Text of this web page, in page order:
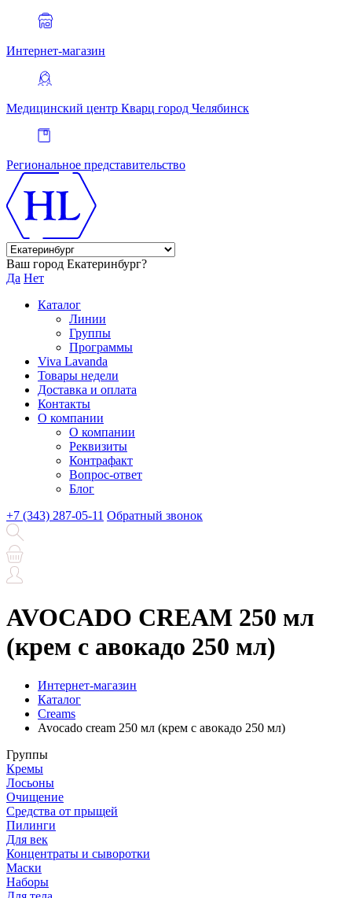
Интернет-магазин
Медицинский центр Кварц город Челябинск
Региональное представительство
Ваш город Екатеринбург?
Да Нет
Каталог
Линии
Группы
Программы
Viva Lavanda
Товары недели
Доставка и оплата
Контакты
О компании
О компании
Реквизиты
Контрафакт
Вопрос-ответ
Блог
+7 (343) 287-05-11 Обратный звонок
AVOCADO CREAM 250 мл
(крем с авокадо 250 мл)
Интернет-магазин
Каталог
Creams
Avocado cream 250 мл (крем с авокадо 250 мл)
Группы
Кремы
Лосьоны
Очищение
Средства от прыщей
Пилинги
Для век
Концентраты и сыворотки
Маски
Наборы